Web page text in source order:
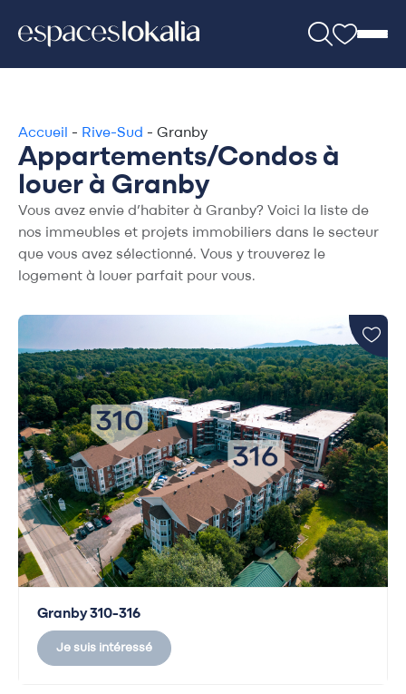
Accueil - Rive-Sud - Granby
Appartements/Condos à
louer à Granby
Vous avez envie d’habiter à Granby? Voici la liste de
nos immeubles et projets immobiliers dans le secteur
que vous avez sélectionné. Vous y trouverez le
logement à louer parfait pour vous.
Granby 310-316
Je suis intéressé